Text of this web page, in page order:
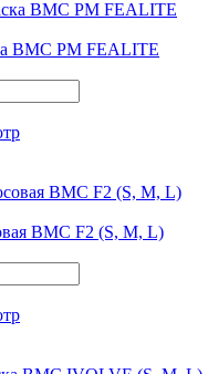
BMC PM FEALITE
BMC F2 (S, M, L)